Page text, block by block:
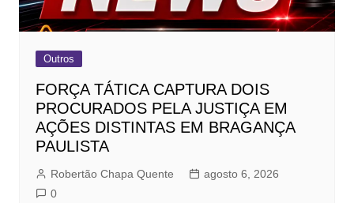
Outros
FORÇA TÁTICA CAPTURA DOIS
PROCURADOS PELA JUSTIÇA EM
AÇÕES DISTINTAS EM BRAGANÇA
PAULISTA
Robertão Chapa Quente
agosto 6, 2026
0